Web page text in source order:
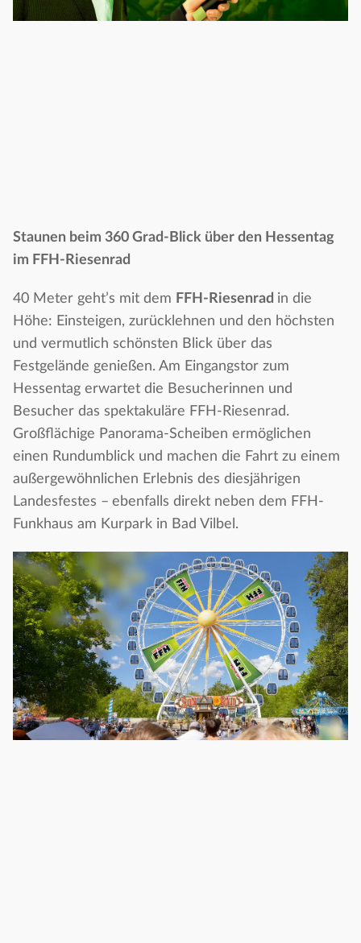
Staunen beim 360 Grad-Blick über den Hessentag
im FFH-Riesenrad
40 Meter geht’s mit dem FFH-Riesenrad in die
Höhe: Einsteigen, zurücklehnen und den höchsten
und vermutlich schönsten Blick über das
Festgelände genießen. Am Eingangstor zum
Hessentag erwartet die Besucherinnen und
Besucher das spektakuläre FFH-Riesenrad.
Großflächige Panorama-Scheiben ermöglichen
einen Rundumblick und machen die Fahrt zu einem
außergewöhnlichen Erlebnis des diesjährigen
Landesfestes – ebenfalls direkt neben dem FFH-
Funkhaus am Kurpark in Bad Vilbel.